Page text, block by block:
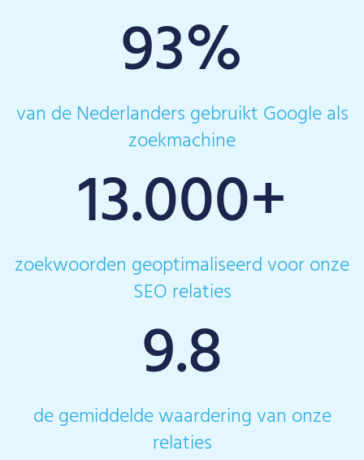
93%
van de Nederlanders gebruikt Google als
zoekmachine
13.000+
zoekwoorden geoptimaliseerd voor onze
SEO relaties
9.8
de gemiddelde waardering van onze
relaties